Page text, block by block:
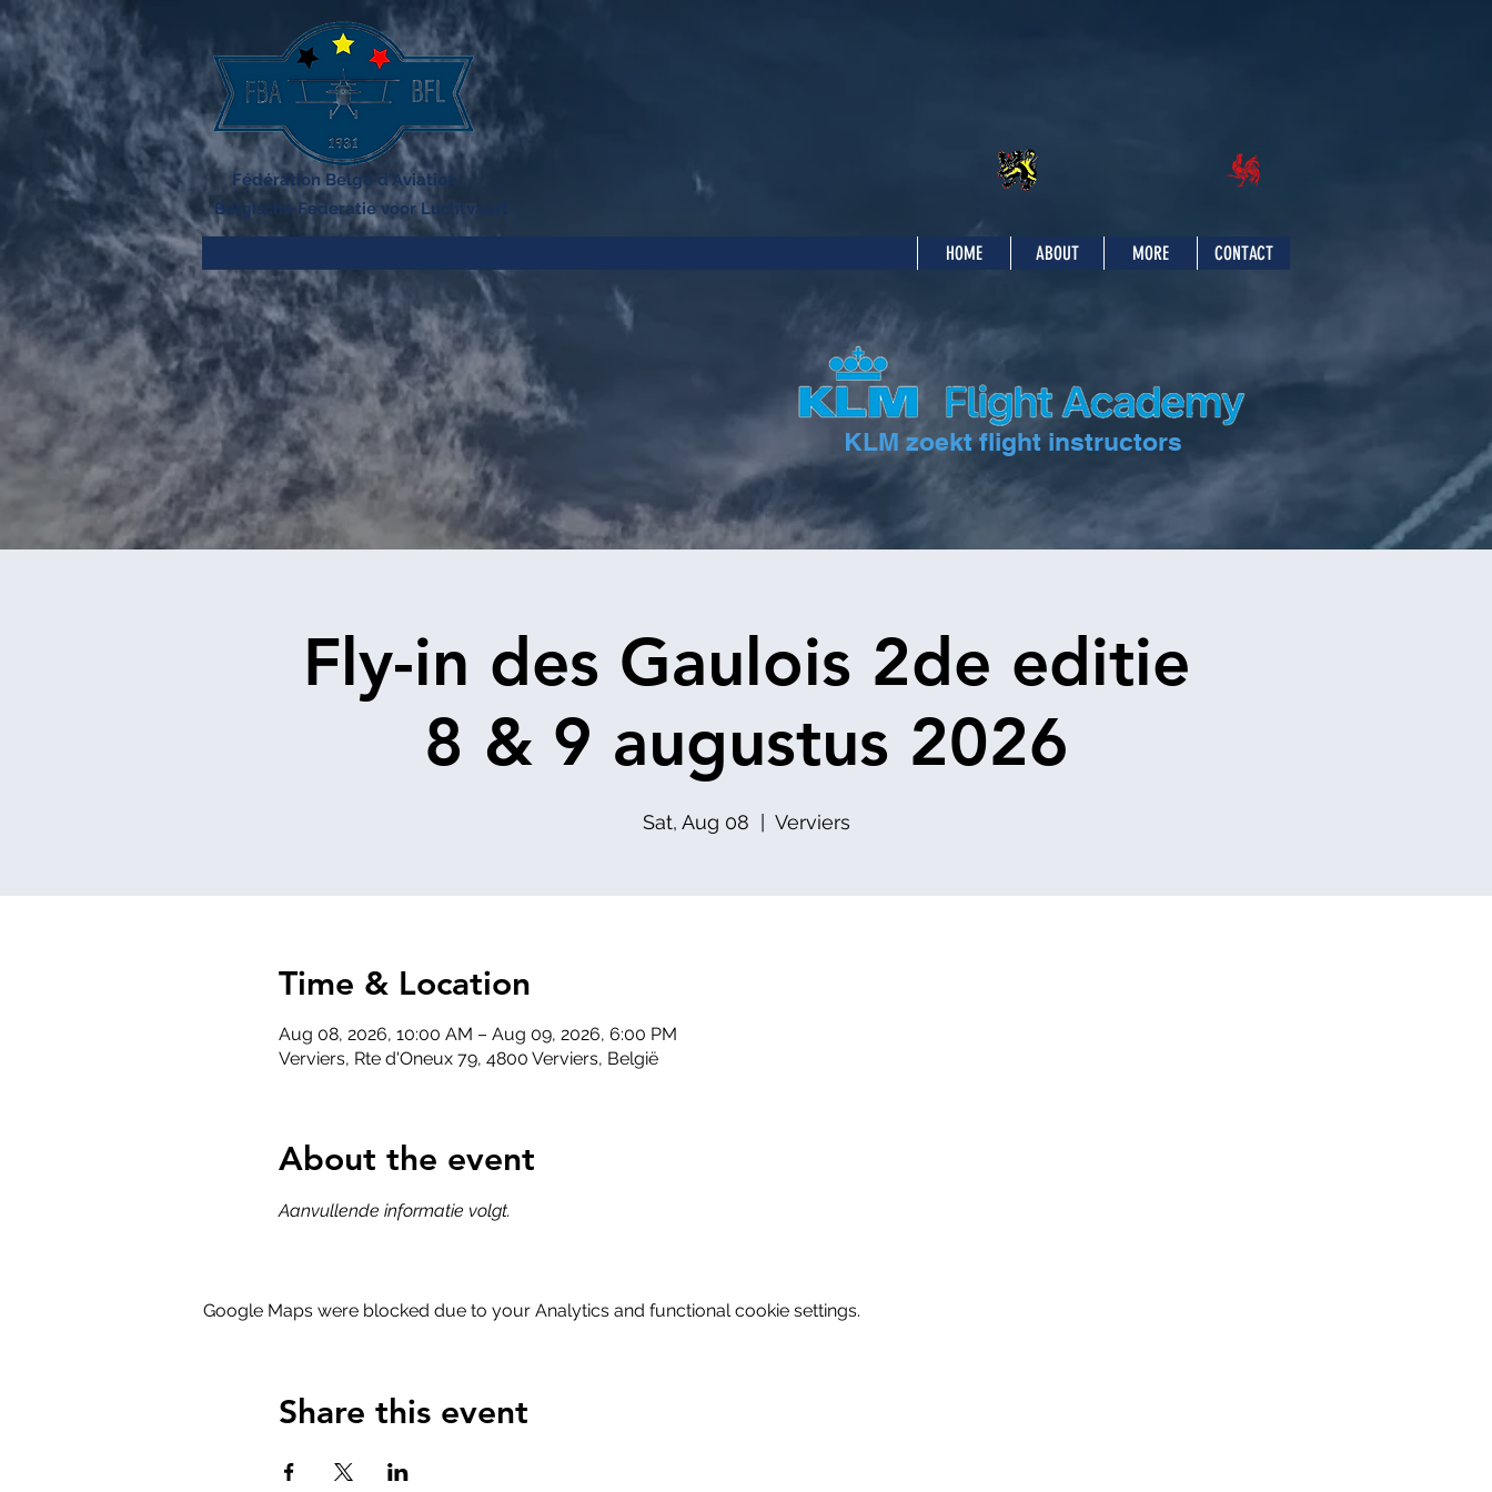
Fédération Belge d'Aviation
Belgische Federatie voor Luchtvaart
HOME ABOUT MORE CONTACT
KLM zoekt flight instructors
Fly-in des Gaulois 2de editie
8 & 9 augustus 2026
Sat, Aug 08 Verviers
Time & Location
Aug 08, 2026, 10:00 AM – Aug 09, 2026, 6:00 PM
Verviers, Rte d'Oneux 79, 4800 Verviers, België
About the event
Aanvullende informatie volgt.
Google Maps were blocked due to your Analytics and functional cookie settings.
Share this event